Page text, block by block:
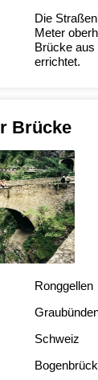
Die
Meter
Brücke aus
errichtet.
Brücke
Ronggellen
Schweiz